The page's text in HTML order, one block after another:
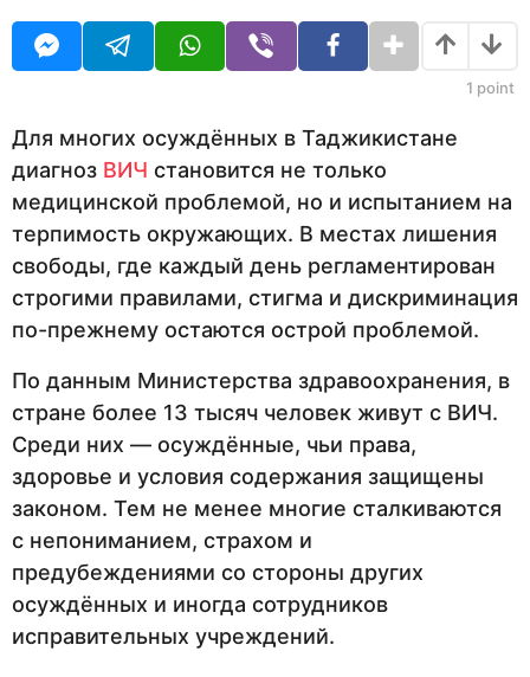
в
а
д
а
з
а
1 point
Для многих осуждённых в Таджикистане
диагноз ВИЧ становится не только
медицинской проблемой, но и испытанием на
терпимость окружающих. В местах лишения
свободы, где каждый день регламентирован
строгими правилами, стигма и дискриминация
по-прежнему остаются острой проблемой.
По данным Министерства здравоохранения, в
стране более 13 тысяч человек живут с ВИЧ.
Среди них — осуждённые, чьи права,
здоровье и условия содержания защищены
законом. Тем не менее многие сталкиваются
с непониманием, страхом и
предубеждениями со стороны других
осуждённых и иногда сотрудников
исправительных учреждений.